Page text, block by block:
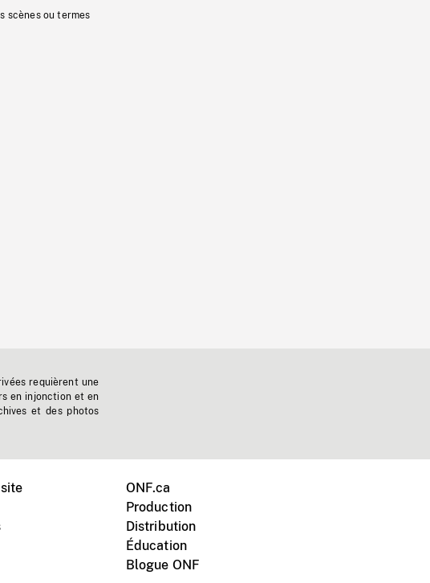
scènes ou termes
requièrent une
en injonction et en
et des photos
ONF.ca
Production
Distribution
Éducation
Blogue ONF